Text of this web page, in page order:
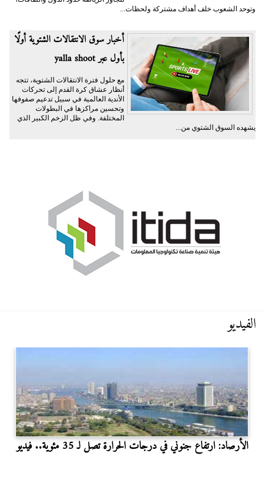
وتوحد الشعوب خلف أهداف مشتركة ولحظات...
أخبار سوق الانتقالات الشتوية أولًا
بأول عبر yalla shoot
مع حلول فترة الانتقالات الشتوية، تتجه
أنظار عشاق كرة القدم إلى تحركات
الأندية العالمية في سبيل تدعيم صفوفها
وتحسين مراكزها في البطولات
المختلفة. وفي ظل الزخم الكبير الذي
يشهده السوق الشتوي من...
الفيديو
الأرصاد: ارتفاع جنوني في درجات الحرارة تصل لـ 35 مئوية.. فيديو